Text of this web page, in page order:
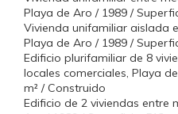
Playa de Aro / 1989 /
Vivienda unifamiliar aislada
Playa de Aro / 1989 /
Edificio plurifamiliar de 8
locales comerciales, Playa
m² / Construido
Edificio de 2 viviendas entre